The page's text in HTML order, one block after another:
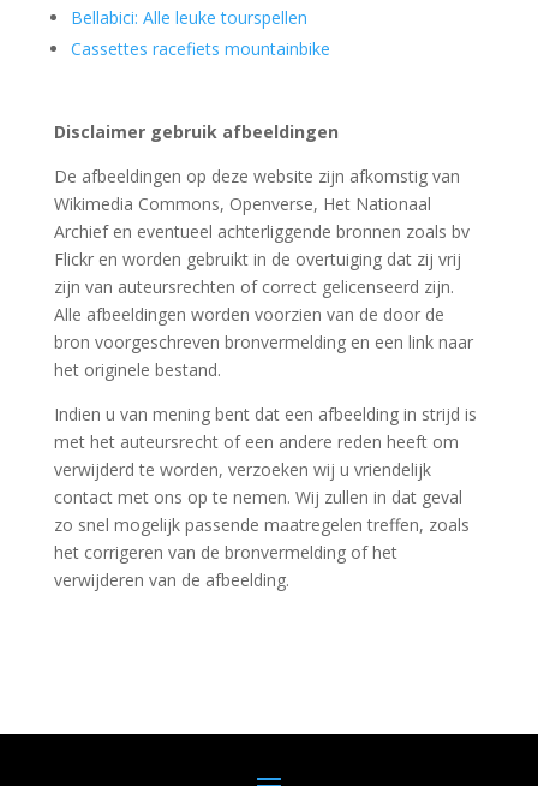
Bellabici: Alle leuke tourspellen
Cassettes racefiets mountainbike
Disclaimer gebruik afbeeldingen
De afbeeldingen op deze website zijn afkomstig van
Wikimedia Commons, Openverse, Het Nationaal
Archief en eventueel achterliggende bronnen zoals bv
Flickr en worden gebruikt in de overtuiging dat zij vrij
zijn van auteursrechten of correct gelicenseerd zijn.
Alle afbeeldingen worden voorzien van de door de
bron voorgeschreven bronvermelding en een link naar
het originele bestand.
Indien u van mening bent dat een afbeelding in strijd is
met het auteursrecht of een andere reden heeft om
verwijderd te worden, verzoeken wij u vriendelijk
contact met ons op te nemen. Wij zullen in dat geval
zo snel mogelijk passende maatregelen treffen, zoals
het corrigeren van de bronvermelding of het
verwijderen van de afbeelding.